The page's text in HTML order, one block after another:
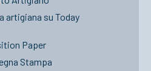
artigiana su Today
Paper
Stampa